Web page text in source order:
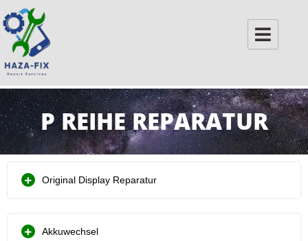
to
content
P REIHE REPARATUR
Original Display Reparatur
Akkuwechsel